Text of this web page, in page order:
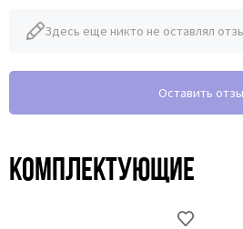
Здесь еще никто не оставлял
Оставить
Комплектующие